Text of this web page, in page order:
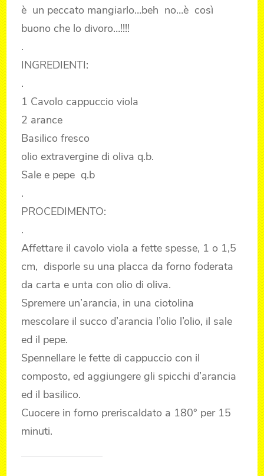
è un peccato mangiarlo…beh no…è così
buono che lo divoro…!!!!
.
INGREDIENTI:
.
1 Cavolo cappuccio viola
2 arance
Basilico fresco
olio extravergine di oliva q.b.
Sale e pepe q.b
.
PROCEDIMENTO:
.
Affettare il cavolo viola a fette spesse, 1 o 1,5
cm, disporle su una placca da forno foderata
da carta e unta con olio di oliva.
Spremere un’arancia, in una ciotolina
mescolare il succo d’arancia l’olio l’olio, il sale
ed il pepe.
Spennellare le fette di cappuccio con il
composto, ed aggiungere gli spicchi d’arancia
ed il basilico.
Cuocere in forno preriscaldato a 180° per 15
minuti.